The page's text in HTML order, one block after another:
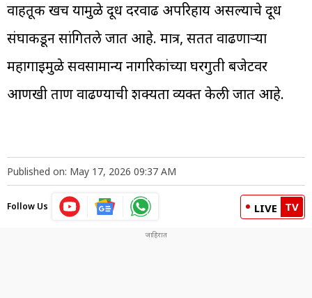
वाहतूक खर्च यामुळे दूध दरवाढ अपरिहार्य असल्याचे दूध
संघाकडून सांगितले जात आहे. मात्र, सतत वाढणाऱ्या
महागाईमुळे सर्वसामान्य नागरिकांच्या घरगुती बजेटवर
आणखी ताण वाढण्याची शक्यता व्यक्त केली जात आहे.
Published on: May 17, 2026 09:37 AM
Follow Us LIVE TV